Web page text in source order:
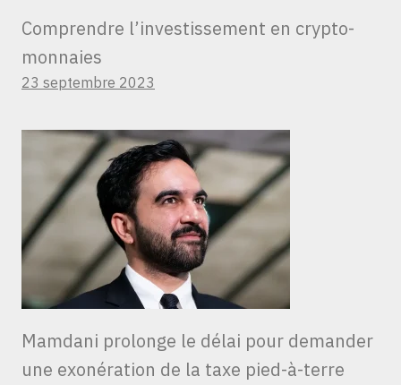
Comprendre l’investissement en crypto-
monnaies
23 septembre 2023
Mamdani prolonge le délai pour demander
une exonération de la taxe pied-à-terre